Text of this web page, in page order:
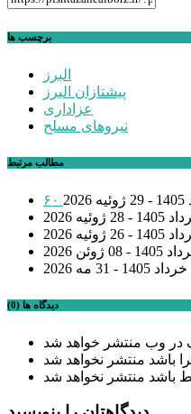
برچسب ها
البرز
پیشتازان البرز
عزاداری
نیروهای مسلح
مطالب مرتبط
دیدگاه ها (0)